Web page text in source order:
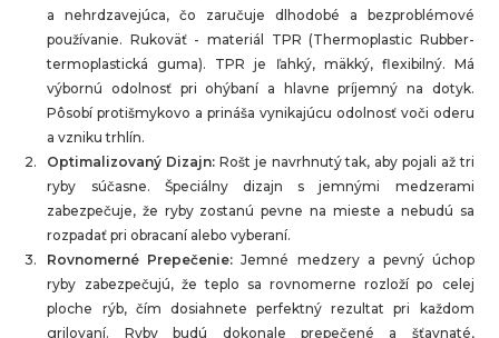
a nehrdzavejúca, čo zaručuje dlhodobé a bezproblémové
používanie. Rukoväť - materiál TPR (Thermoplastic Rubber-
termoplastická guma). TPR je ľahký, mäkký, flexibilný. Má
výbornú odolnosť pri ohýbaní a hlavne príjemný na dotyk.
Pôsobí protišmykovo a prináša vynikajúcu odolnosť voči oderu
a vzniku trhlín.
Optimalizovaný Dizajn: Rošt je navrhnutý tak, aby pojali až tri
ryby súčasne. Špeciálny dizajn s jemnými medzerami
zabezpečuje, že ryby zostanú pevne na mieste a nebudú sa
rozpadať pri obracaní alebo vyberaní.
Rovnomerné Prepečenie: Jemné medzery a pevný úchop
ryby zabezpečujú, že teplo sa rovnomerne rozloží po celej
ploche rýb, čím dosiahnete perfektný rezultat pri každom
grilovaní. Ryby budú dokonale prepečené a šťavnaté,